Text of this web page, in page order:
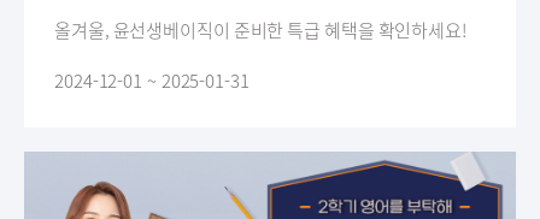
올겨울, 윤선생베이직이 준비한 특급 혜택을 확인하세요!
2024-12-01 ~ 2025-01-31